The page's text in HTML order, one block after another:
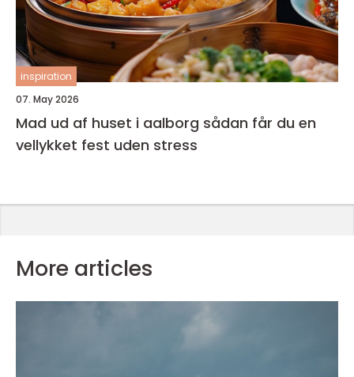
inspiration
07. May 2026
Mad ud af huset i aalborg sådan får du en
vellykket fest uden stress
More articles